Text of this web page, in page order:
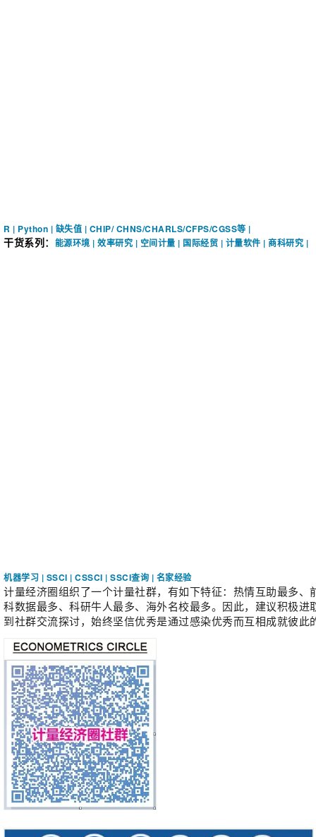
R | Python | 缺失值 | CHIP/ CHNS/CHARLS/CFPS/CGSS等 |
干货系列： 能源环境 |效率研究 | 空间计量 | 国际经贸 | 计量软件 |商科研究 |
机器学习 | SSCI | CSSCI | SSCI查询 | 名家经验
计量经济圈组织了一个计量社群，有如下特征： 热情互助最多、
科数据最多、科研牛人最多、海外名校最多。因此，建议积极
到社群交流探讨，始终坚信优秀是通过感染优秀而互相成就彼此